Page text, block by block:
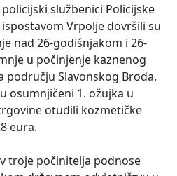
službenici Policijske
Vrpolje dovršili su
nad 26-godišnjakom i 26-
u počinjenje kaznenog
području Slavonskog Broda.
osumnjičeni 1. ožujka u
otuđili kozmetičke
eura.
troje počinitelja podnose